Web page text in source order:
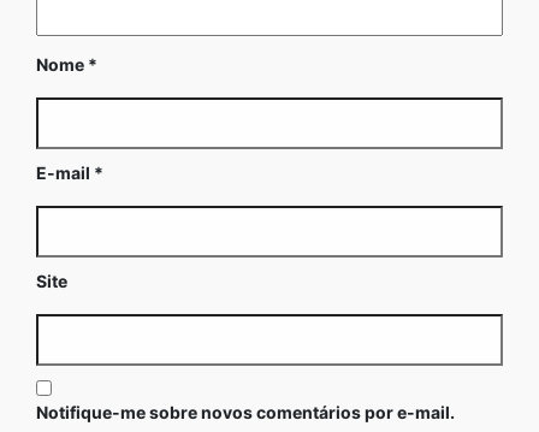
Nome *
E-mail *
Site
Notifique-me sobre novos comentários por e-mail.